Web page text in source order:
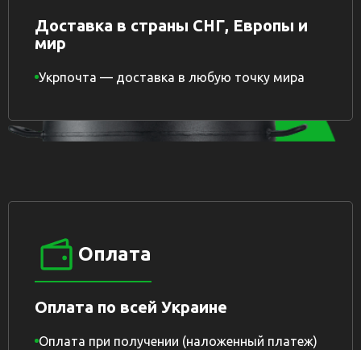
Доставка в страны СНГ, Европы и
мир
Укрпочта — доставка в любую точку мира
Оплата
Оплата по всей Украине
Оплата при получении (наложенный платеж)